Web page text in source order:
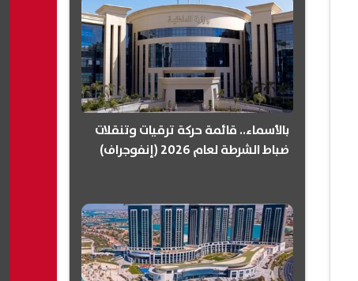
بالأسماء.. قائمة حركة ترقيات وتنقلات
ضباط الشرطة لعام 2026 (إنفوجراف)